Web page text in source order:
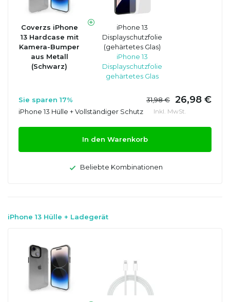
Coverzs iPhone
13 Hardcase mit
Kamera-Bumper
aus Metall
(Schwarz)
iPhone 13
Displayschutzfolie
(gehärtetes Glas)
iPhone 13
Displayschutzfolie
gehärtetes Glas
Sie sparen 17% 31,98 € 26,98 €
iPhone 13 Hülle + Vollständiger Schutz Inkl. MwSt.
In den Warenkorb
Beliebte Kombinationen
iPhone 13 Hülle + Ladegerät